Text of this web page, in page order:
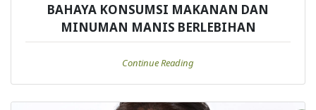
BAHAYA KONSUMSI MAKANAN DAN
MINUMAN MANIS BERLEBIHAN
Continue Reading